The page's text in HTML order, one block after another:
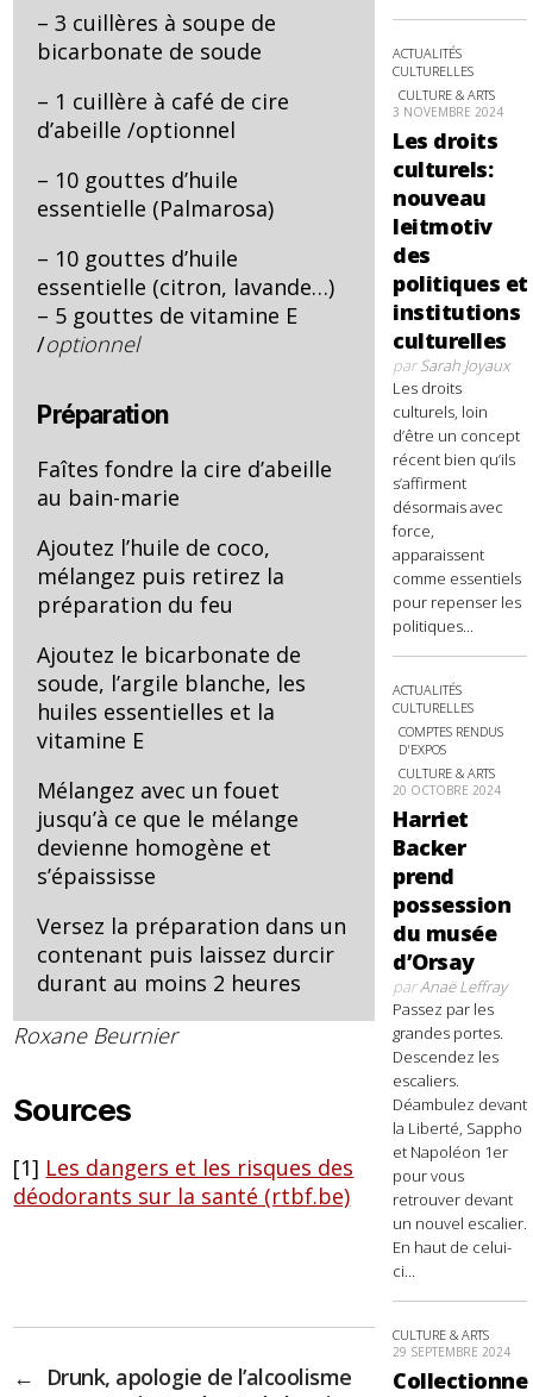
– 3 cuillères à soupe de
bicarbonate de soude
– 1 cuillère à café de cire
d’abeille /optionnel
– 10 gouttes d’huile
essentielle (Palmarosa)
– 10 gouttes d’huile
essentielle (citron, lavande…)
– 5 gouttes de vitamine E
/optionnel
Préparation
Faîtes fondre la cire d’abeille
au bain-marie
Ajoutez l’huile de coco,
mélangez puis retirez la
préparation du feu
Ajoutez le bicarbonate de
soude, l’argile blanche, les
huiles essentielles et la
vitamine E
Mélangez avec un fouet
jusqu’à ce que le mélange
devienne homogène et
s’épaississe
Versez la préparation dans un
contenant puis laissez durcir
durant au moins 2 heures
Roxane Beurnier
Sources
[1] Les dangers et les risques des
déodorants sur la santé (rtbf.be)
←
Drunk, apologie de l’alcoolisme
ACTUALITÉS
CULTURELLES
CULTURE & ARTS
3 NOVEMBRE 2024
Les droits
culturels:
nouveau
leitmotiv
des
politiques et
institutions
culturelles
parSarah Joyaux
Les droits
culturels, loin
d’être un concept
récent bien qu’ils
s’affirment
désormais avec
force,
apparaissent
comme essentiels
pour repenser les
politiques...
ACTUALITÉS
CULTURELLES
COMPTES RENDUS
D'EXPOS
CULTURE & ARTS
20 OCTOBRE 2024
Harriet
Backer
prend
possession
du musée
d’Orsay
parAnaë Leffray
Passez par les
grandes portes.
Descendez les
escaliers.
Déambulez devant
la Liberté, Sappho
et Napoléon 1er
pour vous
retrouver devant
un nouvel escalier.
En haut de celui-
ci...
CULTURE & ARTS
29 SEPTEMBRE 2024
Collectionne